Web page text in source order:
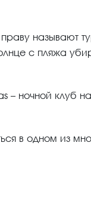
называют
с пляжа
– ночной клуб
в одном из